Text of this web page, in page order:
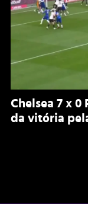
Chelsea 7 x 0
da vitória